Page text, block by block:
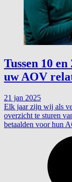
Tussen 10
uw AOV
21 jan 2025
Elk jaar zijn wij als
overzicht te sturen
betaalden voor hun